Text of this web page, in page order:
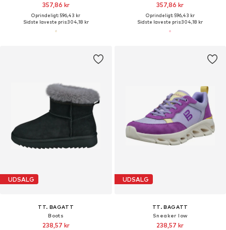
357,86 kr
Oprindeligt: 596,43 kr
Sidste laveste pris:304,18 kr
357,86 kr
Oprindeligt: 596,43 kr
Sidste laveste pris:304,18 kr
UDSALG
TT. BAGATT
Boots
238,57 kr
UDSALG
TT. BAGATT
Sneaker low
238,57 kr